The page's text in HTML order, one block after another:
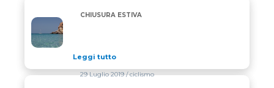
CHIUSURA ESTIVA
CHIUSURA ESTIVA
Leggi tutto
29 Luglio 2019/ ciclismo